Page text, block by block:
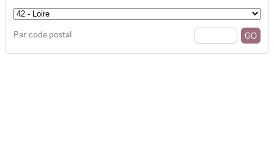
Par code postal